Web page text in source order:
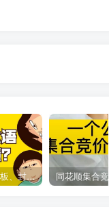
股票打板、上板、封板、翘板、炸板是什么意思？炒股你必须懂的暗语！